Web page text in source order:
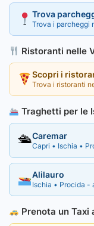
Trova
Trova i parcheggi
Ristoranti nelle
Scopri i
Trova i ristoranti
Traghetti per le
🛳Caremar
Capri • Ischia •
Alilauro
Ischia • Procida -
Prenota un Taxi